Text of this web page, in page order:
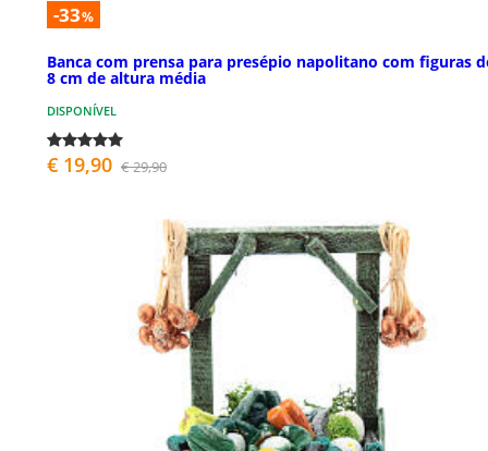
-33%
Banca com prensa para presépio napolitano com figuras
8 cm de altura média
DISPONÍVEL
€ 19,90 € 29,90